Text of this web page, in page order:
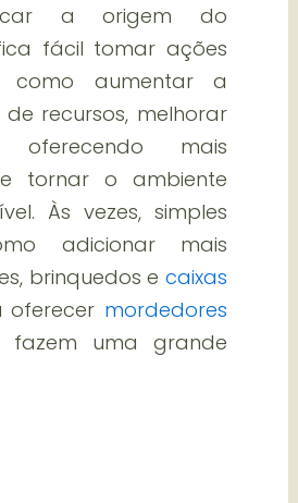
a origem do
fácil tomar ações
como aumentar a
recursos, melhorar
mais
tornar o ambiente
Às vezes, simples
adicionar mais
brinquedos e caixas
oferecer mordedores
uma grande